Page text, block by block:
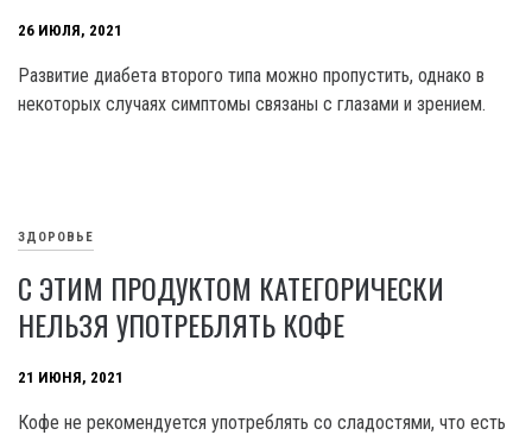
26 ИЮЛЯ, 2021
Развитие диабета второго типа можно пропустить, однако в
некоторых случаях симптомы связаны с глазами и зрением.
ЗДОРОВЬЕ
С ЭТИМ ПРОДУКТОМ КАТЕГОРИЧЕСКИ
НЕЛЬЗЯ УПОТРЕБЛЯТЬ КОФЕ
21 ИЮНЯ, 2021
Кофе не рекомендуется употреблять со сладостями, что есть